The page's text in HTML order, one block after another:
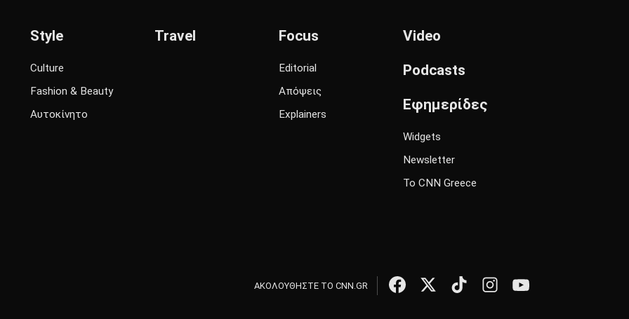
Style
Culture
Fashion & Beauty
Αυτοκίνητο
Travel Focus
Editorial
Απόψεις
Explainers
Video
Podcasts
Εφημερίδες
Widgets
Newsletter
Το CNN Greece
ΑΚΟΛΟΥΘΗΣΤΕ ΤΟ CNN.GR